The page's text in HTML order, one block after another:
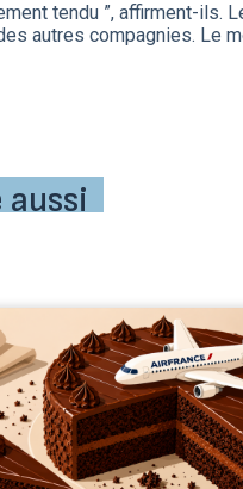
tendu ”, affirment-ils.
autres compagnies. Le
aussi